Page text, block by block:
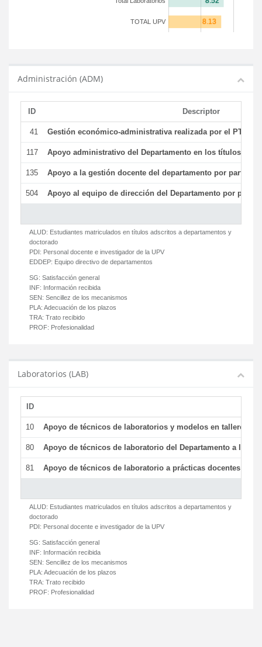
TOTAL UPV
Administración (ADM)
ID Descriptor
41 Gestión económico-administrativa realizada por el PTGAS
117 Apoyo administrativo del Departamento en los títulos de
135 Apoyo a la gestión docente del departamento por parte
504 Apoyo al equipo de dirección del Departamento por parte
ALUD: Estudiantes matriculados en títulos adscritos a departamentos y
doctorado
PDI: Personal docente e investigador de la UPV
EDDEP: Equipo directivo de departamentos
SG: Satisfacción general
INF: Información recibida
SEN: Sencillez de los mecanismos
PLA: Adecuación de los plazos
TRA: Trato recibido
PROF: Profesionalidad
Laboratorios (LAB)
ID
10 Apoyo de técnicos de laboratorios y modelos en talleres/
80 Apoyo de técnicos de laboratorio del Departamento a la
81 Apoyo de técnicos de laboratorio a prácticas docentes y
ALUD: Estudiantes matriculados en títulos adscritos a departamentos y
doctorado
PDI: Personal docente e investigador de la UPV
SG: Satisfacción general
INF: Información recibida
SEN: Sencillez de los mecanismos
PLA: Adecuación de los plazos
TRA: Trato recibido
PROF: Profesionalidad